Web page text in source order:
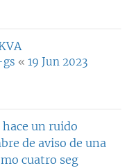
« 19 Jun 2023
un ruido
de aviso de una
cuatro seg